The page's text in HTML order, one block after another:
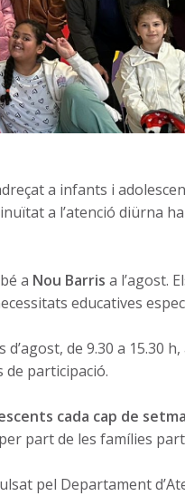
a infants i
a l’atenció diürna
a Nou Barris a l’agost.
educatives
de 9.30 a 15.30
de participació.
cada cap de
part de les famílies
pel Departament